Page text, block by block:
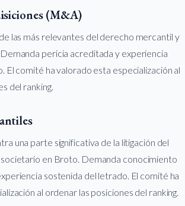
(M&A)
las más relevantes del derecho mercantil y
pericia acreditada y experiencia
El comité ha valorado esta especialización al
del ranking.
una parte significativa de la litigación del
en Broto. Demanda conocimiento
sostenida del letrado. El comité ha
al ordenar las posiciones del ranking.